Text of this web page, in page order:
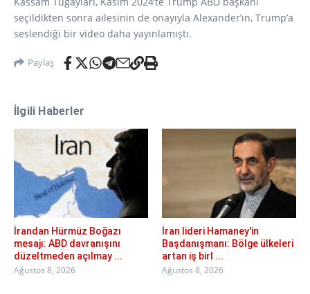
seçildikten sonra ailesinin de onayıyla Alexander’ın, Trump’a
seslendiği bir video daha yayınlamıştı.
Paylaş
İlgili Haberler
İrandan Hürmüz Boğazı
mesajı: ABD davranışını
düzeltmeden açılmay ...
Ağustos 8, 2026
İran lideri Hamaney'in
Başdanışmanı: Bölge ülkeleri
artan iş birl ...
Ağustos 8, 2026